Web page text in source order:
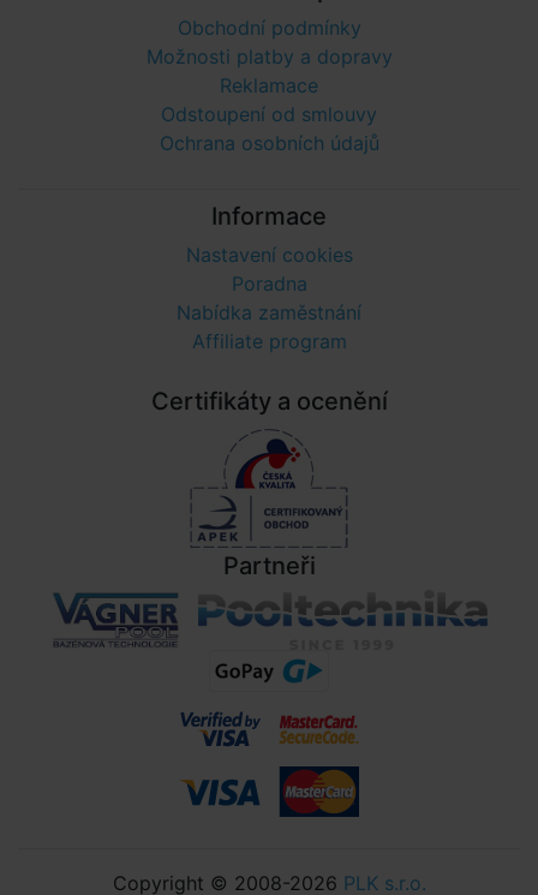
Obchodní podmínky
Možnosti platby a dopravy
Reklamace
Odstoupení od smlouvy
Ochrana osobních údajů
Informace
Nastavení cookies
Poradna
Nabídka zaměstnání
Affiliate program
Certifikáty a ocenění
Partneři
Copyright © 2008-2026 PLK s.r.o.